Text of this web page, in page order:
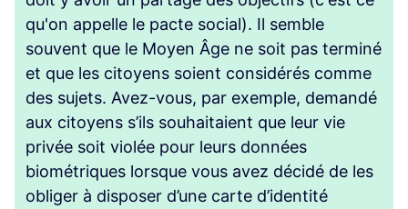
qu'on appelle le pacte social). Il semble
souvent que le Moyen Âge ne soit pas terminé
et que les citoyens soient considérés comme
des sujets. Avez-vous, par exemple, demandé
aux citoyens s’ils souhaitaient que leur vie
privée soit violée pour leurs données
biométriques lorsque vous avez décidé de les
obliger à disposer d’une carte d’identité